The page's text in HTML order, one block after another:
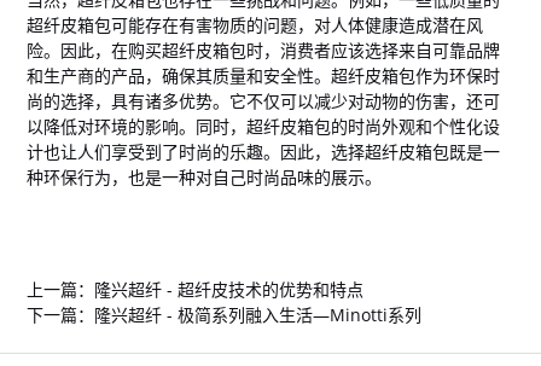
超纤皮箱包可能存在有害物质的问题，对人体健康造成潜在风
险。因此，在购买超纤皮箱包时，消费者应该选择来自可靠品牌
和生产商的产品，确保其质量和安全性。超纤皮箱包作为环保时
尚的选择，具有诸多优势。它不仅可以减少对动物的伤害，还可
以降低对环境的影响。同时，超纤皮箱包的时尚外观和个性化设
计也让人们享受到了时尚的乐趣。因此，选择超纤皮箱包既是一
种环保行为，也是一种对自己时尚品味的展示。
上一篇： 隆兴超纤 - 超纤皮技术的优势和特点
下一篇： 隆兴超纤 - 极简系列融入生活—Minotti系列